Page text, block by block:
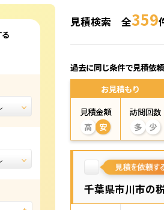
見積検索 全359
過去に同じ条件で見積依
お見積もり
見積金額
高
安
訪問回数
多
少
千葉県市川市の